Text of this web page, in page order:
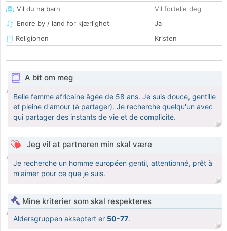
Vil du ha barn
Vil fortelle deg
Endre by / land for kjærlighet
Ja
Religionen
Kristen
A bit om meg
Belle femme africaine âgée de 58 ans. Je suis douce, gentille
et pleine d'amour (à partager). Je recherche quelqu'un avec
qui partager des instants de vie et de complicité.
Jeg vil at partneren min skal være
Je recherche un homme européen gentil, attentionné, prêt à
m'aimer pour ce que je suis.
Mine kriterier som skal respekteres
Aldersgruppen akseptert er 50-77.